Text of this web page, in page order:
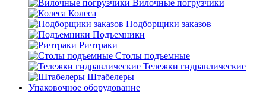
Вилочные погрузчики
Колеса
Подборщики заказов
Подъемники
Ричтраки
Столы подъемные
Тележки гидравлические
Штабелеры
Упаковочное оборудование